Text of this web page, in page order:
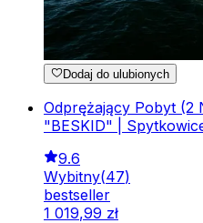
Dodaj do ulubionych
Odprężający Pobyt (2
"BESKID" |
9.6
Wybitny(47)
bestseller
1 019,99 zł